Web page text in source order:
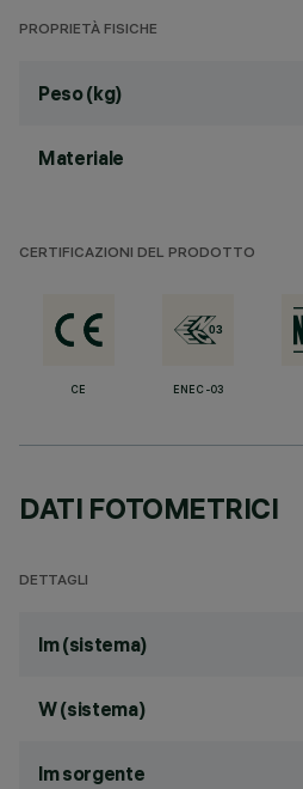
PROPRIETÀ FISICHE
Peso (kg)
Materiale
CERTIFICAZIONI DEL PRODOTTO
CE ENEC-03
DATI FOTOMETRICI
DETTAGLI
lm (sistema)
W (sistema)
lm sorgente